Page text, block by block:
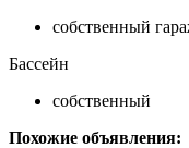
собственный
Бассейн
собственный
Похожие объявления: